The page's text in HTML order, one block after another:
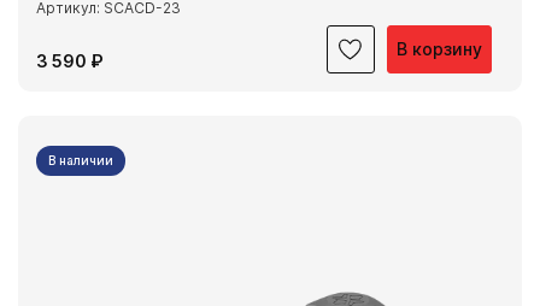
В корзину
Артикул: SCACD-23
3 590 ₽
В наличии